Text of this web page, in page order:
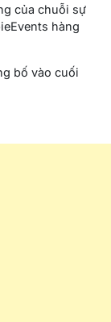
của chuỗi sự
hàng
bố vào cuối